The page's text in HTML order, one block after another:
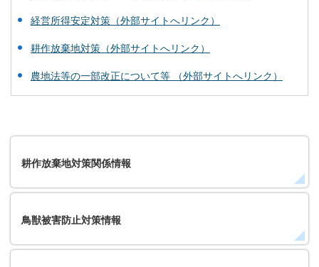
経営所得安定対策（外部サイトへリンク）
耕作放棄地対策（外部サイトへリンク）
農地法等の一部改正について等 （外部サイトへリンク）
耕作放棄地対策関係情報
鳥獣被害防止対策情報